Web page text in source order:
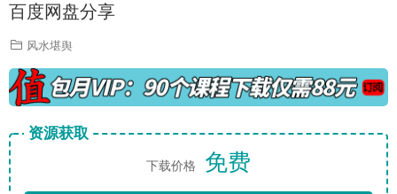
百度网盘分享
风水堪舆
资源获取
下载价格 免费